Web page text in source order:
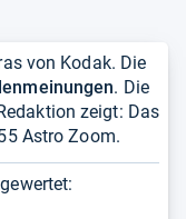
ein.
und
von Kodak. Die
. Die
zeigt: Das
Astro Zoom.